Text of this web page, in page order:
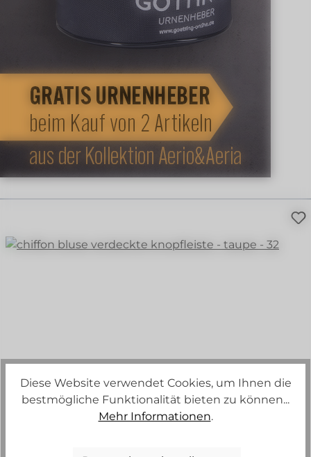
mint + 3
Diese Website verwendet Cookies, um Ihnen die
bestmögliche Funktionalität bieten zu können...
Mehr Informationen.